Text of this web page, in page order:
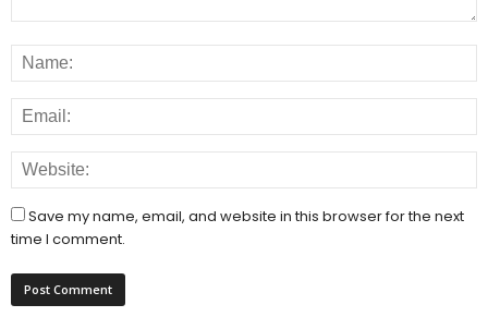
Save my name, email, and website in this browser for the next
time I comment.